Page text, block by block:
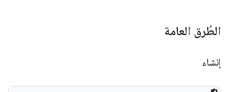
الطُرق العامة
إنشاء